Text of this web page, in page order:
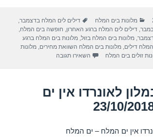
s
A
p
gr
a
m
e
קטגוריות
מלונות בים המלח תגיות
דילים לים המלח בדצמבר
,דילים לים המלח ברגע האחרון חופשה בים המלח
,מלונות בים המלח בזול ,מלונות בים המלח ברגע
דילים ,מלונות בים המלח השוואת מחירים ,מלונות
זולים בים המלח השאירו תגובה
לאונרדו אין ים
אין ים המלח – ים המלח